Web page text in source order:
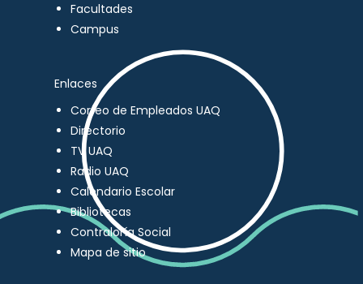
Facultades
Campus
Enlaces
Correo de Empleados UAQ
Directorio
TV UAQ
Radio UAQ
Calendario Escolar
Bibliotecas
Contraloría Social
Mapa de sitio